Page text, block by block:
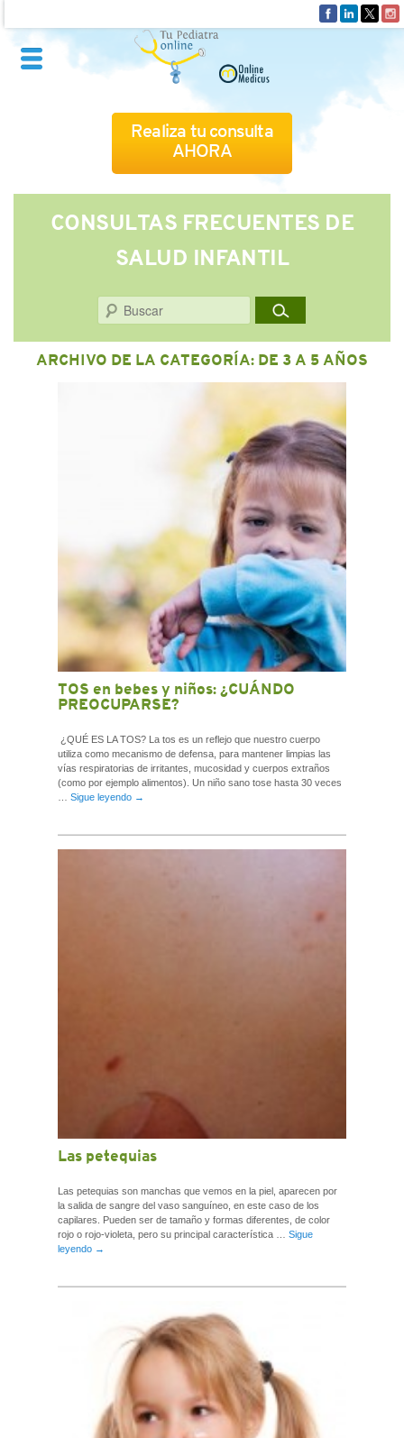
Realiza tu consulta
AHORA
QUIÉNES SOMOS
CÓMO FUNCIONA
CUADRO MÉDICO
CONSULTAS FRECUENTES
CONTACTO
CONSULTAS FRECUENTES DE
SALUD INFANTIL
ARCHIVO DE LA CATEGORÍA: DE 3 A 5 AÑOS
TOS en bebes y niños: ¿CUÁNDO
PREOCUPARSE?
¿QUÉ ES LA TOS? La tos es un reflejo que nuestro cuerpo
utiliza como mecanismo de defensa, para mantener limpias las
vías respiratorias de irritantes, mucosidad y cuerpos extraños
(como por ejemplo alimentos). Un niño sano tose hasta 30 veces
Sigue leyendo →
Las petequias
Las petequias son manchas que vemos en la piel, aparecen por
la salida de sangre del vaso sanguíneo, en este caso de los
capilares. Pueden ser de tamaño y formas diferentes, de color
rojo o rojo-violeta, pero su principal característica … Sigue
leyendo →